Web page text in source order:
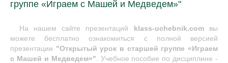
группе «Играем с Машей и Медведем»"
На нашем сайте презентаций klass-uchebnik.comвы
можете бесплатно ознакомиться с полной версией
презентации "Открытый урок в старшей группе «Играем
с Машей и Медведем»". Учебное пособие по дисциплине -